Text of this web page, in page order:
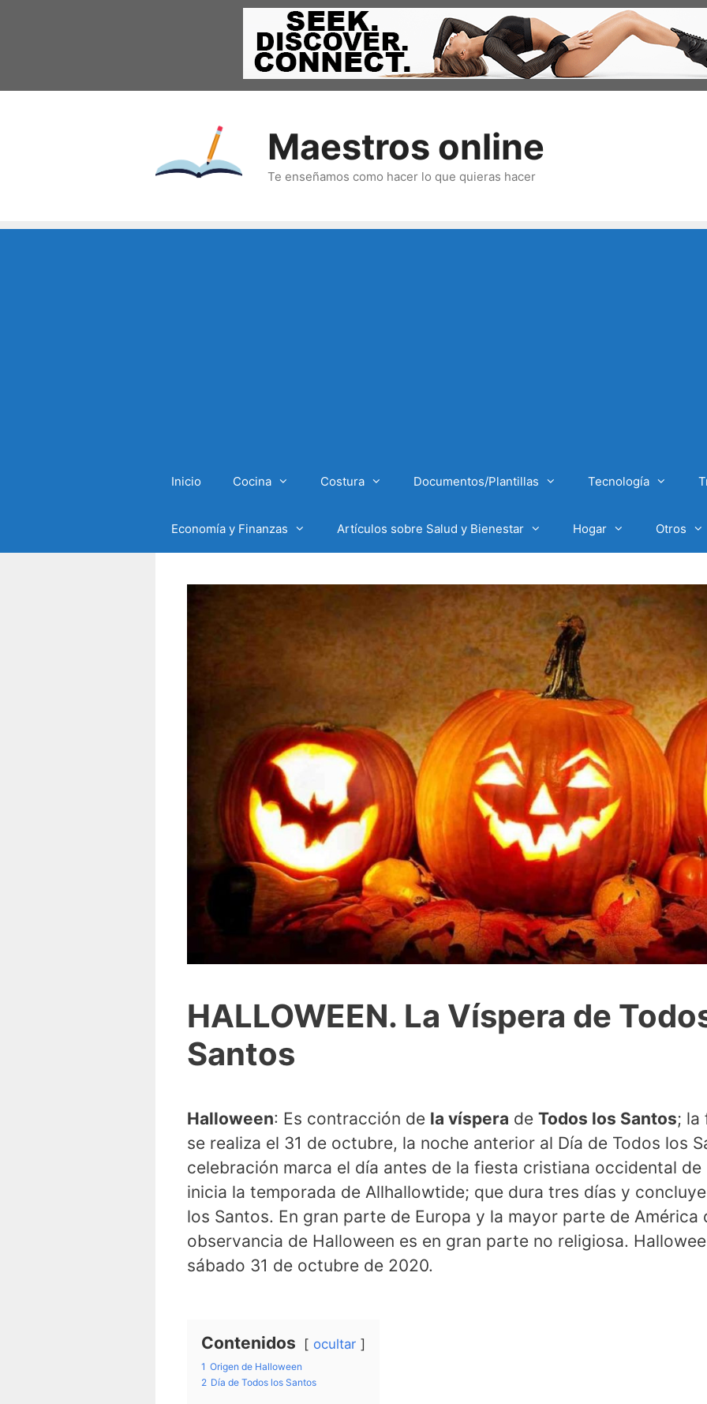
Maestros online
Te enseñamos como hacer lo que quieras hacer
Inicio Cocina Costura Documentos/Plantillas Tecnología
Economía y Finanzas Artículos sobre Salud y Bienestar Hogar Otros
HALLOWEEN. La Víspera de
Santos
Halloween: Es contracción de la víspera de Todos los Santos; la
se realiza el 31 de octubre, la noche anterior al Día de Todos los
celebración marca el día antes de la fiesta cristiana occidental de
inicia la temporada de Allhallowtide; que dura tres días y
los Santos. En gran parte de Europa y la mayor parte de América
observancia de Halloween es en gran parte no religiosa.
sábado 31 de octubre de 2020.
Contenidos ocultar
1 Origen de Halloween
2 Día de Todos los Santos